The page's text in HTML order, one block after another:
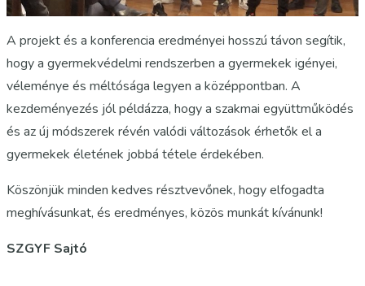
A projekt és a konferencia eredményei hosszú távon segítik,
hogy a gyermekvédelmi rendszerben a gyermekek igényei,
véleménye és méltósága legyen a középpontban. A
kezdeményezés jól példázza, hogy a szakmai együttműködés
és az új módszerek révén valódi változások érhetők el a
gyermekek életének jobbá tétele érdekében.
Köszönjük minden kedves résztvevőnek, hogy elfogadta
meghívásunkat, és eredményes, közös munkát kívánunk!
SZGYF Sajtó